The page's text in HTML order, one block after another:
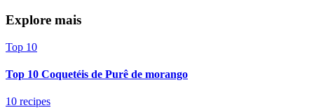
Explore mais
Top 10
Top 10 Coquetéis de Purê de morango
10 recipes